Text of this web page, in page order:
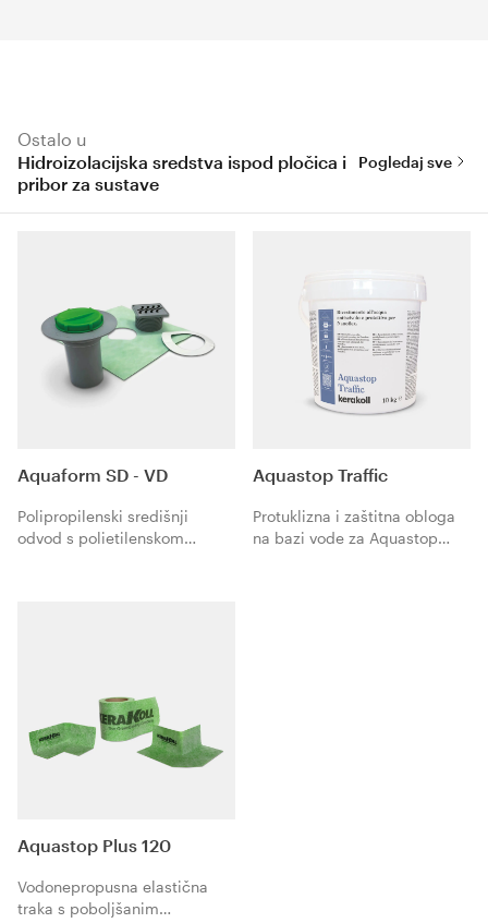
Ostalo u
Hidroizolacijska sredstva ispod pločica i
pribor za sustave
Pogledaj sve
Aquaform SD - VD
Polipropilenski središnji
odvod s polietilenskom
Aquastop Traffic
Protuklizna i zaštitna obloga
na bazi vode za Aquastop
Aquastop Plus 120
Vodonepropusna elastična
traka s poboljšanim